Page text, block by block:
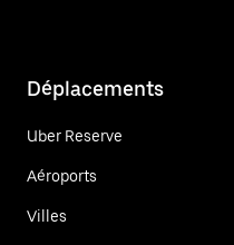
Déplacements
Uber Reserve
Aéroports
Villes